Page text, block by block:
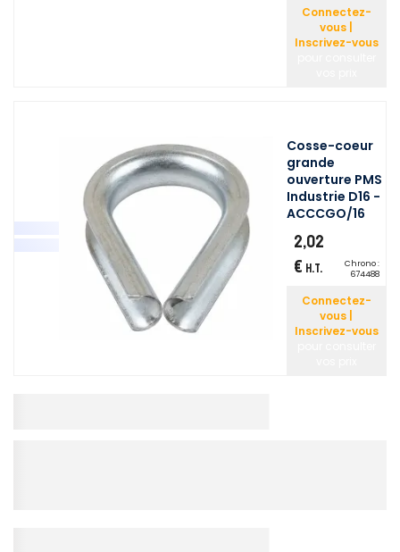
Connectez-
vous |
Inscrivez-vous
Cosse-coeur
grande
ouverture PMS
Industrie D16 -
ACCCGO/16
2,02
€ H.T.
Chrono :
674488
Connectez-
vous |
Inscrivez-vous